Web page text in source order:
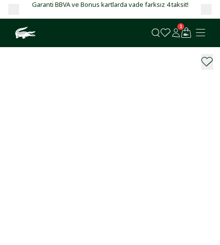
Garanti BBVA ve Bonus kartlarda vade farksız 4 taksit!
1